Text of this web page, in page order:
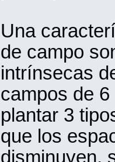
Una
de campo
intrínsecas
campos de
plantar 3
que los
disminuyen,